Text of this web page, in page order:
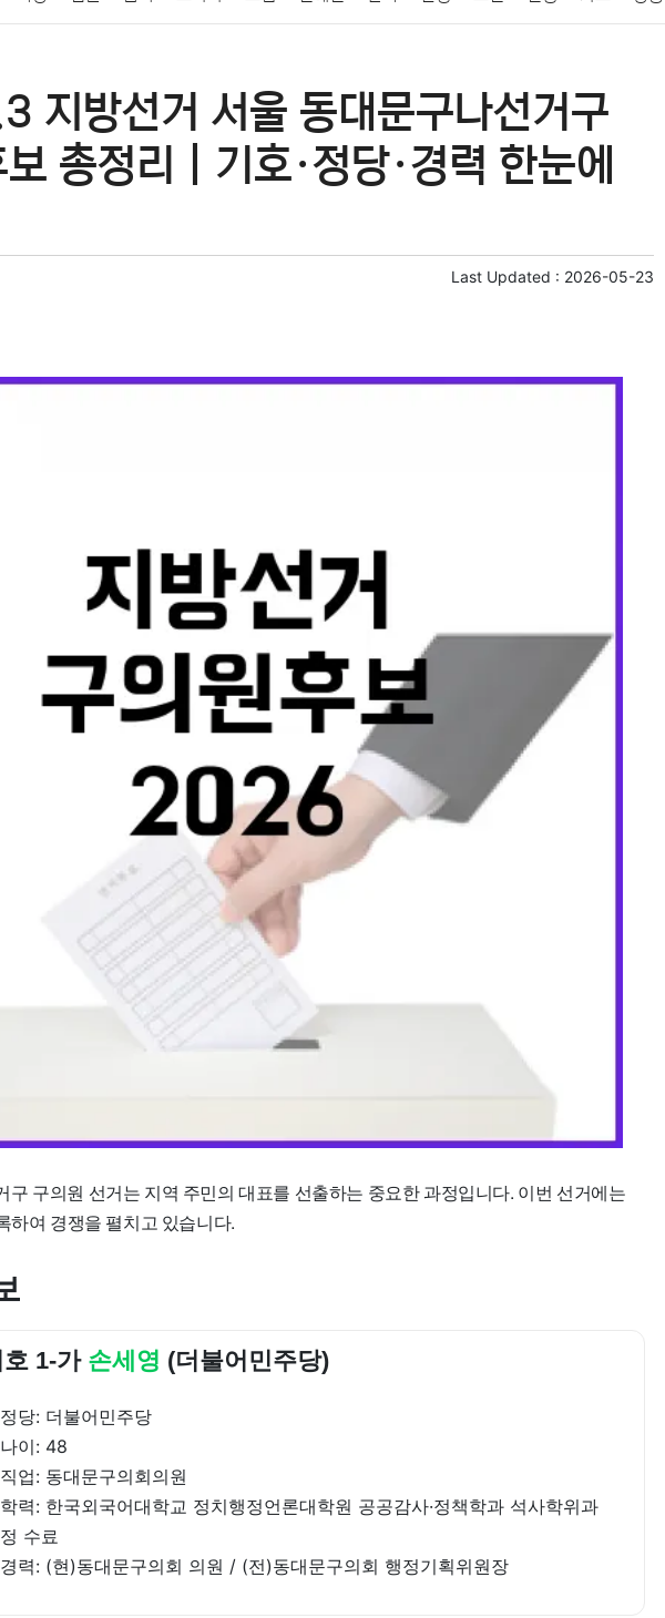
정치 건강 의료 의학 경제 마케팅 부동산 외국어 교육 교통 생활
지방선거 서울 동대문구나선거구
총정리｜기호·정당·경력 한눈에
Last Updated : 2026-05-23
구 구의원 선거는 지역 주민의 대표를 선출하는 중요한 과정입니다. 이번 선거에는
하여 경쟁을 펼치고 있습니다.
1-가 손세영 (더불어민주당)
정당: 더불어민주당
나이: 48
직업: 동대문구의회의원
학력: 한국외국어대학교 정치행정언론대학원 공공감사·정책학과 석사학위과
정 수료
경력: (현)동대문구의회 의원 / (전)동대문구의회 행정기획위원장